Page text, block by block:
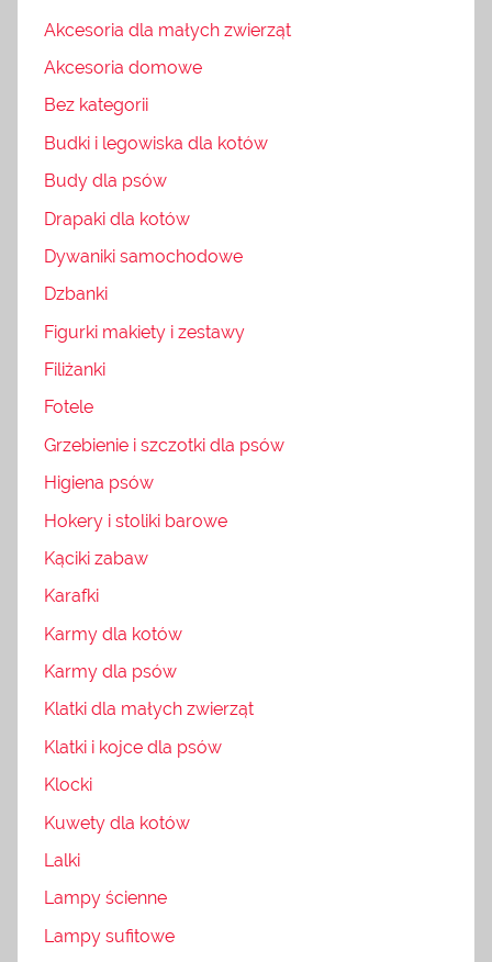
Akcesoria dla małych zwierząt
Akcesoria domowe
Bez kategorii
Budki i legowiska dla kotów
Budy dla psów
Drapaki dla kotów
Dywaniki samochodowe
Dzbanki
Figurki makiety i zestawy
Filiżanki
Fotele
Grzebienie i szczotki dla psów
Higiena psów
Hokery i stoliki barowe
Kąciki zabaw
Karafki
Karmy dla kotów
Karmy dla psów
Klatki dla małych zwierząt
Klatki i kojce dla psów
Klocki
Kuwety dla kotów
Lalki
Lampy ścienne
Lampy sufitowe